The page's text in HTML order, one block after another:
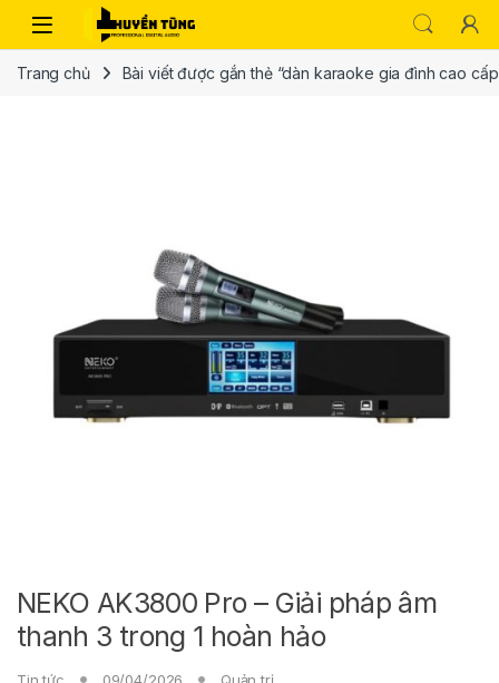
Trang chủ Bài viết được gắn thẻ “dàn karaoke gia đình cao
NEKO AK3800 Pro – Giải pháp âm
thanh 3 trong 1 hoàn hảo